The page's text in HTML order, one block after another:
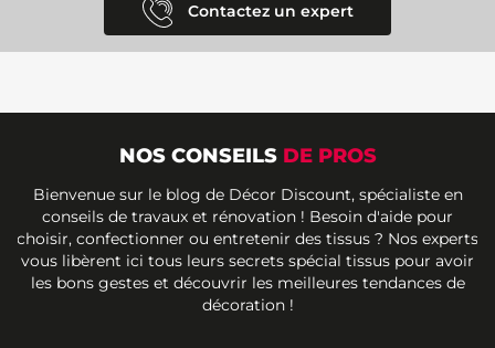
Contactez un expert
NOS CONSEILS DE PROS
Bienvenue sur le blog de Décor Discount, spécialiste en
conseils de travaux et rénovation ! Besoin d'aide pour
choisir, confectionner ou entretenir des tissus ? Nos experts
vous libèrent ici tous leurs secrets spécial tissus pour avoir
les bons gestes et découvrir les meilleures tendances de
décoration !